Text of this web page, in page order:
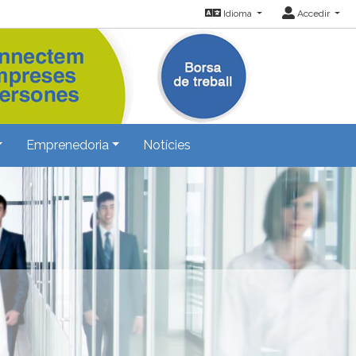
Idioma Accedir
Emprenedoria Notícies